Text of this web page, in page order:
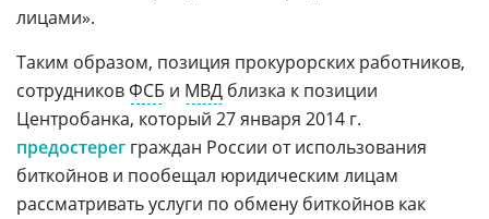
лицами».
Таким образом, позиция прокурорских работников,
сотрудниковФСБ и МВД близка к позиции
Центробанка, который 27 января 2014 г.
предостерег граждан России от использования
биткойнов и пообещал юридическим лицам
рассматривать услуги по обмену биткойнов как